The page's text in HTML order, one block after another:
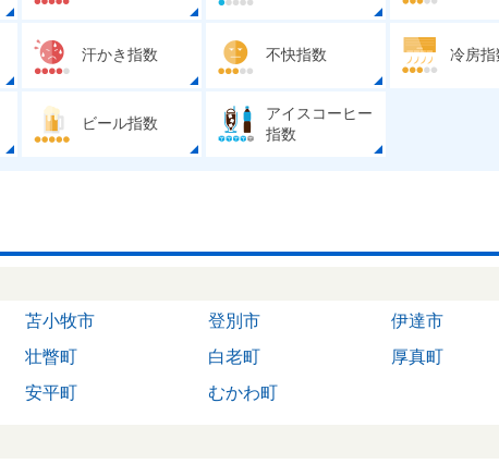
汗かき指数 不快指数 冷房指
ビール指数
アイスコーヒー
指数
苫小牧市 登別市
伊達市
壮瞥町 白老町
厚真町
安平町 むかわ町